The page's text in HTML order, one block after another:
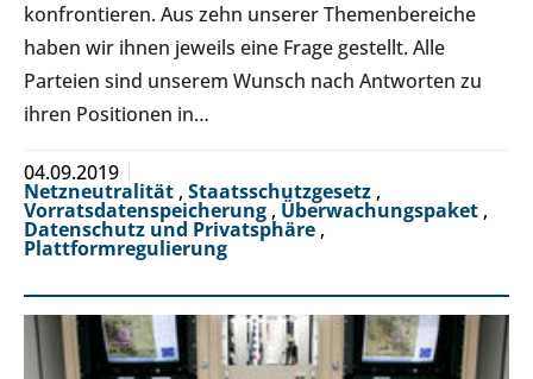
konfrontieren. Aus zehn unserer Themenbereiche
haben wir ihnen jeweils eine Frage gestellt. Alle
Parteien sind unserem Wunsch nach Antworten zu
ihren Positionen in…
04.09.2019
Netzneutralität , Staatsschutzgesetz ,
Vorratsdatenspeicherung , Überwachungspaket ,
Datenschutz und Privatsphäre ,
Plattformregulierung